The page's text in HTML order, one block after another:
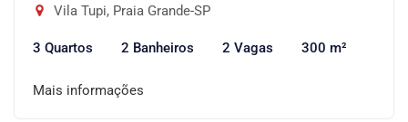
Vila Tupi, Praia Grande-SP
3 Quartos 2 Banheiros 2 Vagas 300 m²
Mais informações